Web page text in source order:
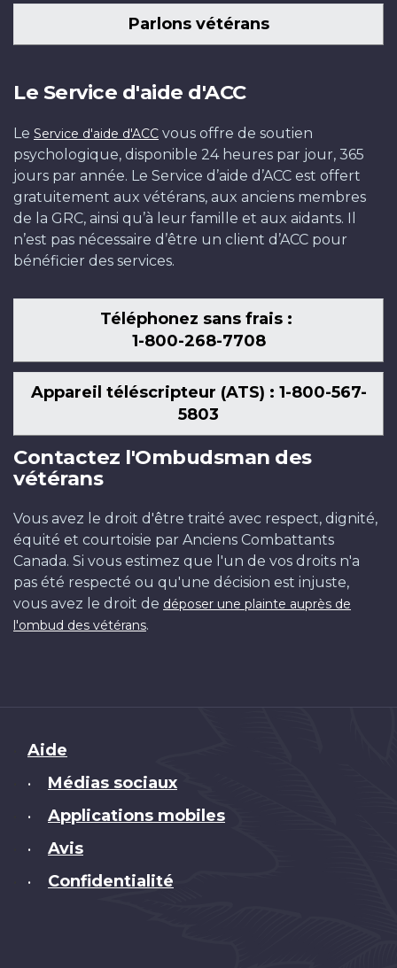
Parlons vétérans
Le Service d'aide d'ACC
Le Service d'aide d'ACC vous offre de soutien
psychologique, disponible 24 heures par jour, 365
jours par année. Le Service d’aide d’ACC est offert
gratuitement aux vétérans, aux anciens membres
de la GRC, ainsi qu’à leur famille et aux aidants. Il
n’est pas nécessaire d’être un client d’ACC pour
bénéficier des services.
Téléphonez sans frais :
1-800-268-7708
Appareil téléscripteur (ATS) : 1-800-567-
5803
Contactez l'Ombudsman des
vétérans
Vous avez le droit d'être traité avec respect, dignité,
équité et courtoisie par Anciens Combattants
Canada. Si vous estimez que l'un de vos droits n'a
pas été respecté ou qu'une décision est injuste,
vous avez le droit de déposer une plainte auprès de
l'ombud des vétérans.
Brand
Aide
• Médias sociaux
• Applications mobiles
• Avis
• Confidentialité